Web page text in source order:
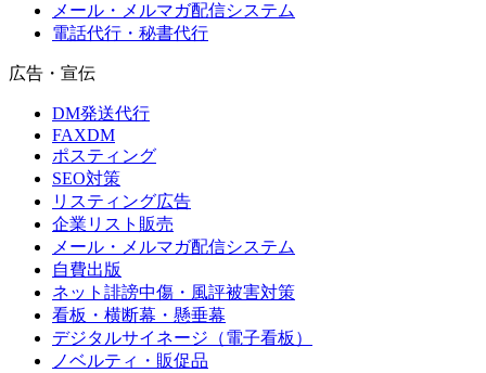
メール・メルマガ配信システム
電話代行・秘書代行
広告・宣伝
DM発送代行
FAXDM
ポスティング
SEO対策
リスティング広告
企業リスト販売
メール・メルマガ配信システム
自費出版
ネット誹謗中傷・風評被害対策
看板・横断幕・懸垂幕
デジタルサイネージ（電子看板）
ノベルティ・販促品